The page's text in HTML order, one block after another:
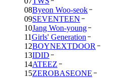
08Byeon Woo-seok
09SEVENTEEN
10Jang Won-young
11Girls' Generation
12BOYNEXTDOOR
13IDID
14ATEEZ
15ZEROBASEONE